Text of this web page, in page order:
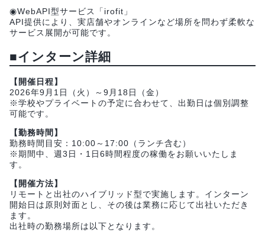
◉WebAPI型サービス「irofit」
API提供により、実店舗やオンラインなど場所を問わず柔軟な
サービス展開が可能です。
■インターン詳細
【開催日程】
2026年9月1日（火）～9月18日（金）
※学校やプライベートの予定に合わせて、出勤日は個別調整
可能です。
【勤務時間】
勤務時間目安：10:00～17:00（ランチ含む）
※期間中、週3日・1日6時間程度の稼働をお願いいたしま
す。
【開催方法】
リモートと出社のハイブリッド型で実施します。インターン
開始日は原則対面とし、その後は業務に応じて出社いただき
ます。
出社時の勤務場所は以下となります。